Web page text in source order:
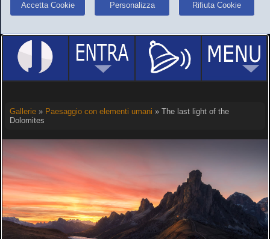
Accetta Cookie Personalizza Rifiuta Cookie
Gallerie» Paesaggio con elementi umani » The last light of the
Dolomites